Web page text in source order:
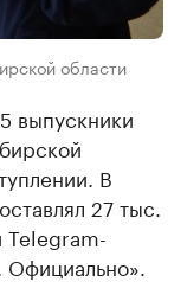
области
выпускники
В
27 тыс.
Telegram-
Официально».